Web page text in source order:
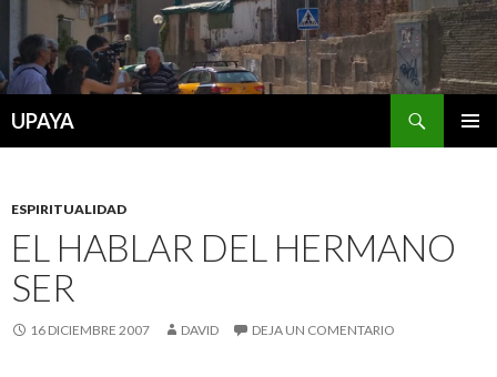
UPAYA
ESPIRITUALIDAD
EL HABLAR DEL HERMANO
SER
16 DICIEMBRE 2007 DAVID DEJA UN COMENTARIO